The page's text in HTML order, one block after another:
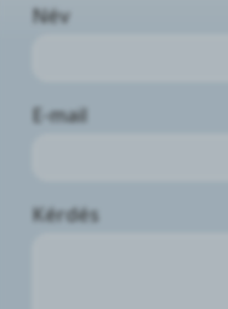
Név
E-mail
Kérdés